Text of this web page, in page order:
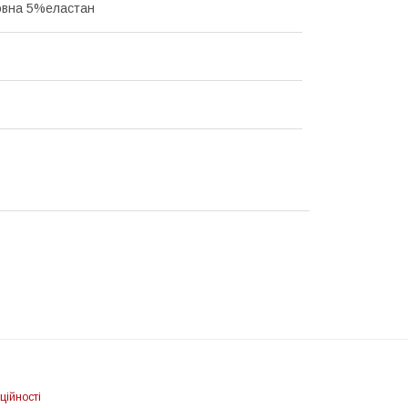
5%еластан